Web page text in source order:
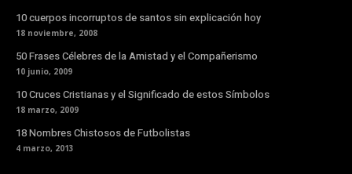
10 cuerpos incorruptos de santos sin explicación hoy
18 noviembre, 2008
50 Frases Célebres de la Amistad y el Compañerismo
10 junio, 2009
10 Cruces Cristianas y el Significado de estos Símbolos
18 marzo, 2009
18 Nombres Chistosos de Futbolistas
4 marzo, 2013